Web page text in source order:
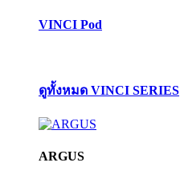
VINCI Pod
ดูทั้งหมด VINCI SERIES
ARGUS